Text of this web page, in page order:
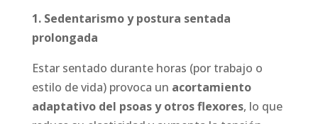
1. Sedentarismo y postura sentada
prolongada
Estar sentado durante horas (por trabajo o
estilo de vida) provoca un acortamiento
adaptativo del psoas y otros flexores, lo que